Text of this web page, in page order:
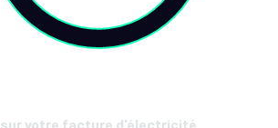
sur votre facture d'électricité